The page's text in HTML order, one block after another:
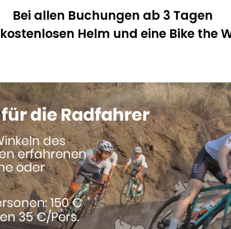
Bei allen Buchungen ab 3 Tagen
Helm und eine Bike the